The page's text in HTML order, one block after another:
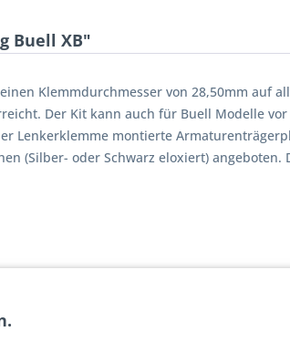
Buell XB"
Klemmdurchmesser von 28,50mm auf
Der Kit kann auch für Buell Modelle
Lenkerklemme montierte
(Silber- oder Schwarz eloxiert)
Buell XB"